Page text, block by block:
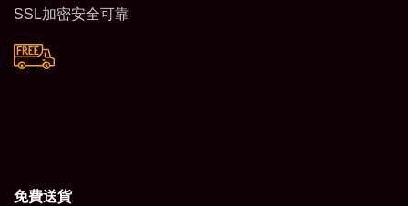
SSL加密安全可靠
免費送貨